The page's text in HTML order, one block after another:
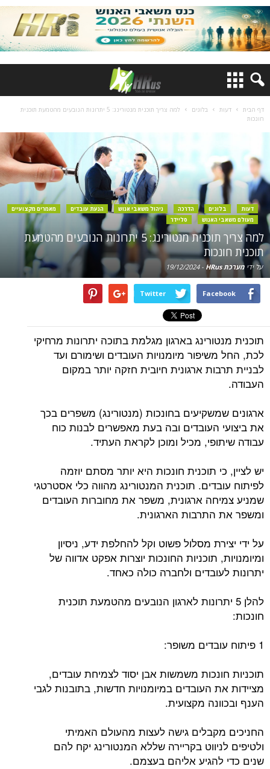
דף הבית דעות בלוגים
למה צריך תוכנית מנטורינג: 5 יתרונות הנובעים מהטמעת תוכנית
חונכות
דעות בלוגים הדרכה ניהול משאבי אנוש הנעת עובדים
מאמרים מקצועיים
מעולם משאבי האנוש
סליידר
למה צריך תוכנית מנטורינג: 5 יתרונות הנובעים מהטמעת
תוכנית חונכות
על ידי מערכת HRus -
19/12/2024
Facebook
Twitter
תוכנית מנטורינג בארגון מגלמת בתוכה יתרונות מרחיקי
לכת, החל משיפור מיומנויות העובדים ושימורם ועד
לבניית תרבות ארגונית חיובית חזקה יותר במקום
העבודה.
ארגונים שמשקיעים בחונכות (מנטורינג) משפרים בכך
את ביצועי העובדים ובה בעת מאפשרים לבנות כוח
עבודה שיתופי, מכיל ומוכן לקראת העתיד.
יש לציין, כי תוכנית חונכות היא יותר מסתם יוזמה
לפיתוח עובדים. תוכנית המנטורינג מהווה כלי אסטרטגי
שמניע צמיחה ארגונית, משפר את מחוברות העובדים
ומשפר את התרבות הארגונית.
על ידי יצירת מסלול פשוט וקל להחלפת ידע, ניסיון
ומיומנויות, תוכניות החונכות יוצרות אפקט אדווה של
יתרונות לעובדים ולחברה כולה כאחד.
להלן 5 יתרונות לארגון הנובעים מהטמעת תוכנית
חונכות:
1 פיתוח עובדים משופר:
תוכניות חונכות משמשות אבן יסוד לצמיחת עובדים,
מציידות את העובדים במיומנויות חדשות, בתובנות לגבי
הענף ובכוונה מקצועית.
החניכים מקבלים גישה לעצות מהעולם האמיתי
ולטיפים לניווט בקריירה שללא המנטורינג יקח להם
שנים כדי להגיע אליהם בעצמם.